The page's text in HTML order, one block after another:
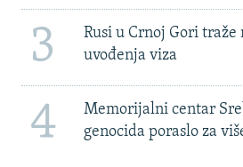
3
Rusi u Crnoj Gori traže
uvođenja viza
4
Memorijalni centar
genocida poraslo za